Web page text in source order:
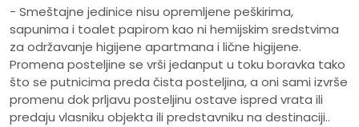
- Smeštajne jedinice nisu opremljene peškirima,
sapunima i toalet papirom kao ni hemijskim sredstvima
za održavanje higijene apartmana i lične higijene.
Promena posteljine se vrši jedanput u toku boravka tako
što se putnicima preda čista posteljina, a oni sami izvrše
promenu dok prljavu posteljinu ostave ispred vrata ili
predaju vlasniku objekta ili predstavniku na destinaciji..